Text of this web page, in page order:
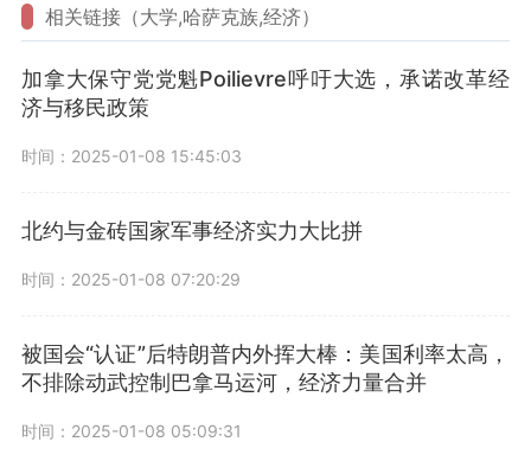
相关链接（大学,哈萨克族,经济）
加拿大保守党党魁Poilievre呼吁大选，承诺改革经
济与移民政策
时间：2025-01-08 15:45:03
北约与金砖国家军事经济实力大比拼
时间：2025-01-08 07:20:29
被国会“认证”后特朗普内外挥大棒：美国利率太高，
不排除动武控制巴拿马运河，经济力量合并
时间：2025-01-08 05:09:31